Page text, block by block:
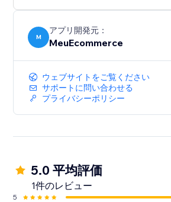
M
アプリ開発元：
MeuEcommerce
ウェブサイトをご覧ください
サポートに問い合わせる
プライバシーポリシー
5.0 平均評価
1件のレビュー
5